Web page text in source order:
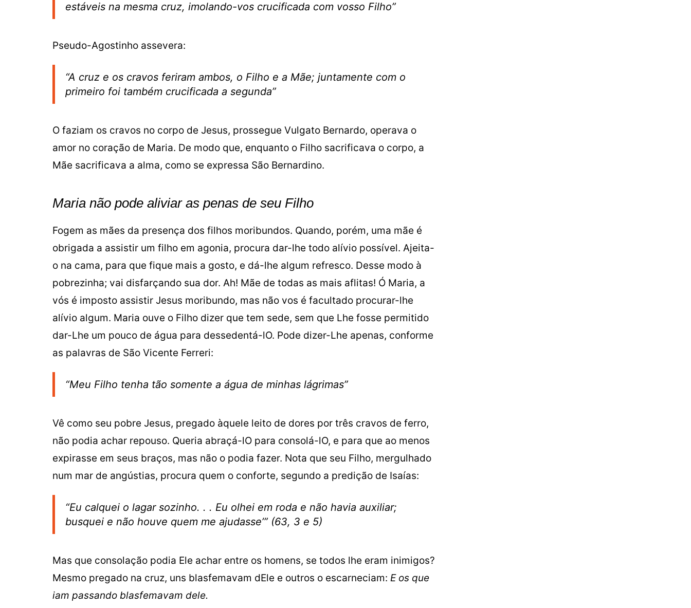
estáveis na mesma cruz, imolando-vos crucificada com vosso Filho”
Pseudo-Agostinho assevera:
“A cruz e os cravos feriram ambos, o Filho e a Mãe; juntamente com o
primeiro foi também crucificada a segunda”
O faziam os cravos no corpo de Jesus, prossegue Vulgato Bernardo, operava o
amor no coração de Maria. De modo que, enquanto o Filho sacrificava o corpo, a
Mãe sacrificava a alma, como se expressa São Bernardino.
Maria não pode aliviar as penas de seu Filho
Fogem as mães da presença dos filhos moribundos. Quando, porém, uma mãe é
obrigada a assistir um filho em agonia, procura dar-lhe todo alívio possível. Ajeita-
o na cama, para que fique mais a gosto, e dá-lhe algum refresco. Desse modo à
pobrezinha; vai disfarçando sua dor. Ah! Mãe de todas as mais aflitas! Ó Maria, a
vós é imposto assistir Jesus moribundo, mas não vos é facultado procurar-lhe
alívio algum. Maria ouve o Filho dizer que tem sede, sem que Lhe fosse permitido
dar-Lhe um pouco de água para dessedentá-lO. Pode dizer-Lhe apenas, conforme
as palavras de São Vicente Ferreri:
“Meu Filho tenha tão somente a água de minhas lágrimas”
Vê como seu pobre Jesus, pregado àquele leito de dores por três cravos de ferro,
não podia achar repouso. Queria abraçá-lO para consolá-lO, e para que ao menos
expirasse em seus braços, mas não o podia fazer. Nota que seu Filho, mergulhado
num mar de angústias, procura quem o conforte, segundo a predição de Isaías:
“Eu calquei o lagar sozinho. . . Eu olhei em roda e não havia auxiliar;
busquei e não houve quem me ajudasse’” (63, 3 e 5)
Mas que consolação podia Ele achar entre os homens, se todos lhe eram inimigos?
Mesmo pregado na cruz, uns blasfemavam dEle e outros o escarneciam: E os que
iam passando blasfemavam dele.